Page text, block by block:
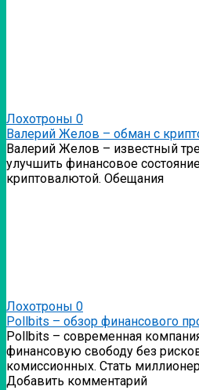
Лохотроны 0
Валерий Желов – обман с
Валерий Желов – известный
улучшить финансовое
криптовалютой. Обещания
Лохотроны 0
Pollbits – обзор финансового
Pollbits – современная
финансовую свободу без
комиссионных. Стать
Добавить комментарий